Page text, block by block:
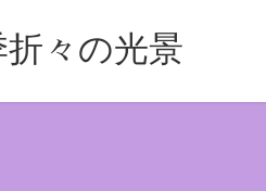
折々の光景